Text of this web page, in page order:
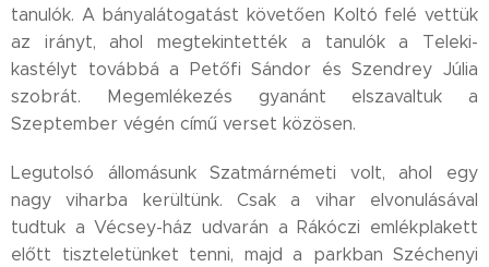
tanulók. A bányalátogatást követően Koltó felé vettük
az irányt, ahol megtekintették a tanulók a Teleki-
kastélyt továbbá a Petőfi Sándor és Szendrey Júlia
szobrát. Megemlékezés gyanánt elszavaltuk a
Szeptember végén című verset közösen.
Legutolsó állomásunk Szatmárnémeti volt, ahol egy
nagy viharba kerültünk. Csak a vihar elvonulásával
tudtuk a Vécsey-ház udvarán a Rákóczi emlékplakett
előtt tiszteletünket tenni, majd a parkban Széchenyi